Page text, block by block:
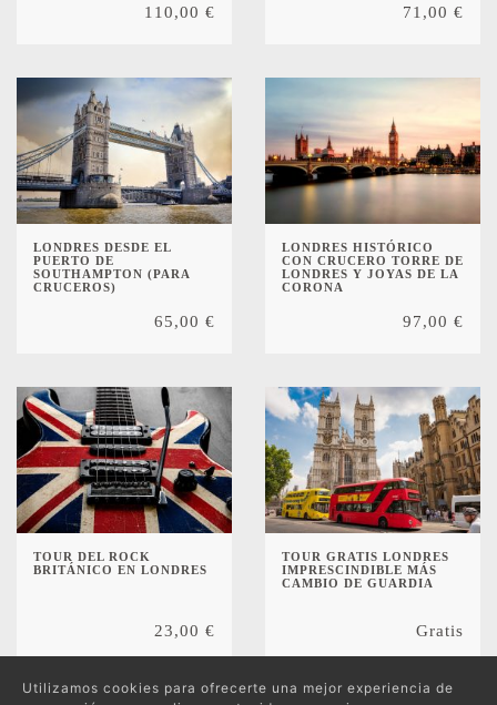
110,00 € 71,00 €
LONDRES DESDE EL
PUERTO DE
SOUTHAMPTON (PARA
CRUCEROS)
65,00 €
LONDRES HISTÓRICO
CON CRUCERO TORRE DE
LONDRES Y JOYAS DE LA
CORONA
97,00 €
TOUR DEL ROCK
BRITÁNICO EN LONDRES
23,00 €
TOUR GRATIS LONDRES
IMPRESCINDIBLE MÁS
CAMBIO DE GUARDIA
Gratis
Utilizamos cookies para ofrecerte una mejor experiencia de